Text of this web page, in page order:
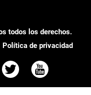
todos los derechos.
Política de privacidad